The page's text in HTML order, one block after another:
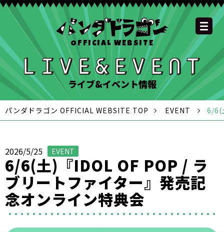
OFFICIAL WEBSITEOFFICIAL SITE TOP
NEWS MEMBER
SCHEDULE DISCOGRAPHY
GOODS
FAQ CONTACT
YOUTUBE
CHANNEL
INSTAGRAM
OFFICIAL
TWITTER
OFFICIAL LINE
ACCOUNT
OFFICIAL
TIKTOK
ライブ&イベント情報
パンダドラゴン OFFICIAL WEBSITE TOP EVENT 6/6(
2026/5/25 EVENT
6/6(土)『IDOL OF POP / ラ
ブリートファイター』発売記
念オンライン特典会